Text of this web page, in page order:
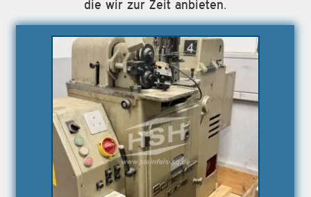
die wir zur Zeit anbieten.